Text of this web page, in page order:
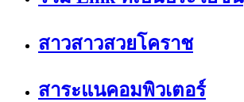
สาวสาวสวยโคราช
สาระแนคอมพิวเตอร์